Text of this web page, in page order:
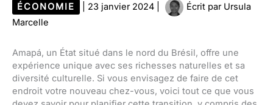
ÉCONOMIE 23 janvier 2024 Écrit par Ursula
Marcelle
Amapá, un État situé dans le nord du Brésil, offre une
expérience unique avec ses richesses naturelles et sa
diversité culturelle. Si vous envisagez de faire de cet
endroit votre nouveau chez-vous, voici tout ce que vous